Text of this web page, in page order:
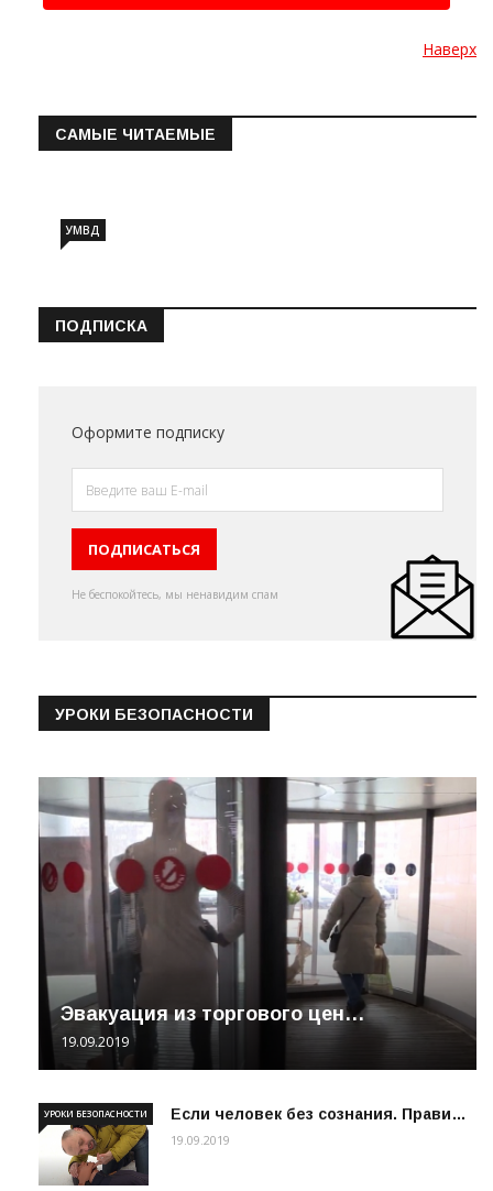
Наверх
САМЫЕ ЧИТАЕМЫЕ
УМВД
ПОДПИСКА
Оформите подписку
Не беспокойтесь, мы ненавидим спам
УРОКИ БЕЗОПАСНОСТИ
Эвакуация из торгового цен…
19.09.2019
Если человек без сознания. Прави…
УРОКИ БЕЗОПАСНОСТИ
19.09.2019